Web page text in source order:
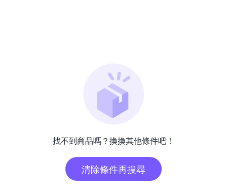
找不到商品嗎？換換其他條件吧！
清除條件再搜尋